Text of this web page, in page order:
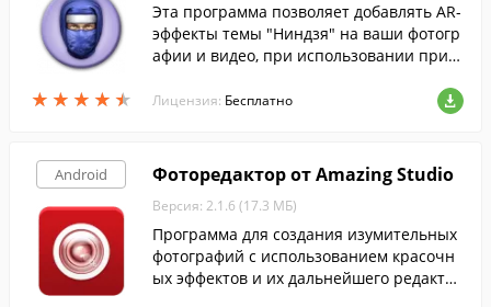
★ ★ ★ ★ ★
★ ★ ★ ★ ★
Эта программа позволяет добавлять AR-
эффекты темы "Ниндзя" на ваши фотогр
афии и видео, при использовании прил
ia.
Лицензия: Бесплатно
Android Фоторедактор от Amazing Studio
Версия: 2.1.6 (17.3 МБ)
Программа для создания изумительных
фотографий с использованием красочн
ых эффектов и их дальнейшего редакти